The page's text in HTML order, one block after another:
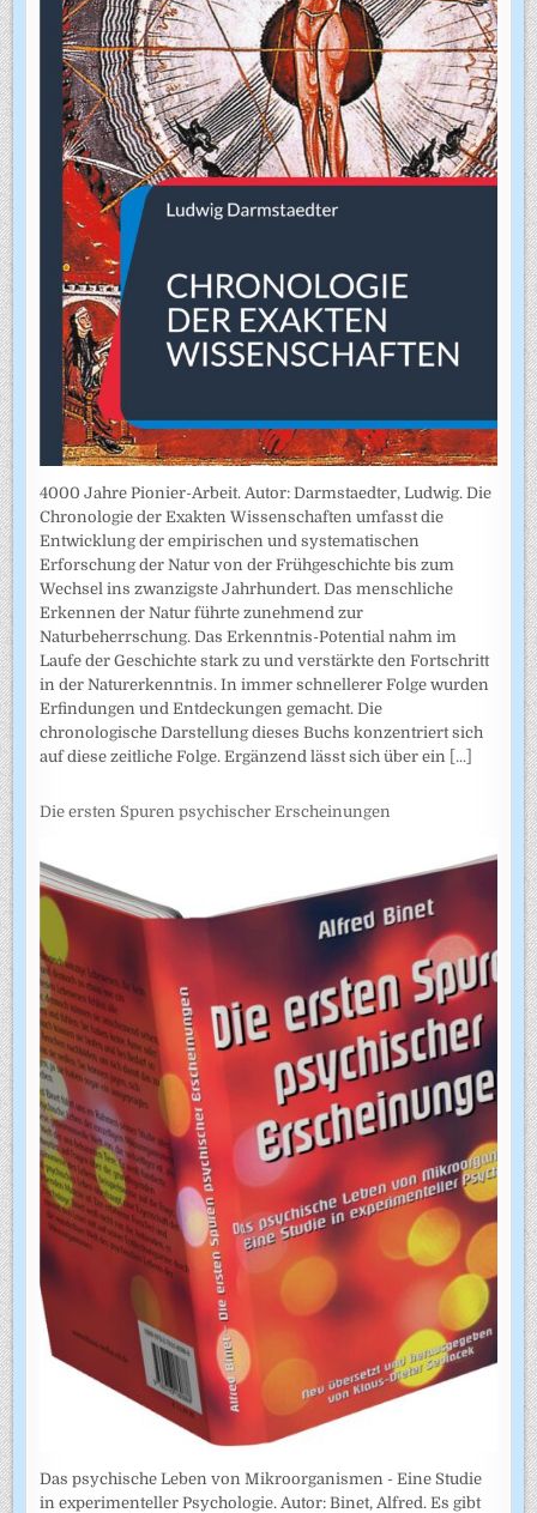
4000 Jahre Pionier-Arbeit. Autor: Darmstaedter, Ludwig. Die
Chronologie der Exakten Wissenschaften umfasst die
Entwicklung der empirischen und systematischen
Erforschung der Natur von der Frühgeschichte bis zum
Wechsel ins zwanzigste Jahrhundert. Das menschliche
Erkennen der Natur führte zunehmend zur
Naturbeherrschung. Das Erkenntnis-Potential nahm im
Laufe der Geschichte stark zu und verstärkte den Fortschritt
in der Naturerkenntnis. In immer schnellerer Folge wurden
Erfindungen und Entdeckungen gemacht. Die
chronologische Darstellung dieses Buchs konzentriert sich
auf diese zeitliche Folge. Ergänzend lässt sich über ein [...]
Die ersten Spuren psychischer Erscheinungen
Das psychische Leben von Mikroorganismen - Eine Studie
in experimenteller Psychologie. Autor: Binet, Alfred. Es gibt